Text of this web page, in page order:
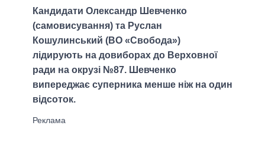
Кандидати Олександр Шевченко
(самовисування) та Руслан
Кошулинський (ВО «Свобода»)
лідирують на довиборах до Верховної
ради на окрузі №87. Шевченко
випереджає суперника менше ніж на один
відсоток.